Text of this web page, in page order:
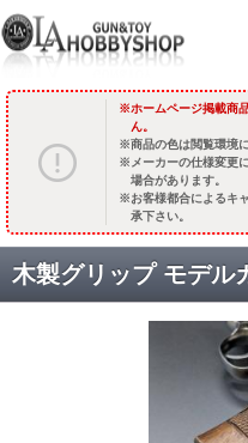
ホームページ掲載商
ん。
商品の色は閲覧環境
メーカーの仕様変更
場合があります。
お客様都合によるキ
承下さい。